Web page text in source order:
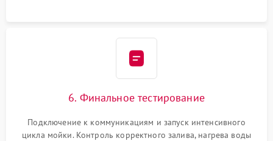
6. Финальное тестирование
Подключение к коммуникациям и запуск интенсивного
цикла мойки. Контроль корректного залива, нагрева воды